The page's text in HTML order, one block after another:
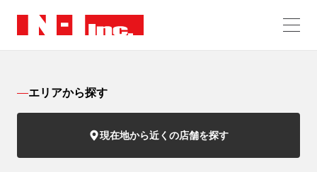
エリアから探す
現在地から近くの店舗を探す